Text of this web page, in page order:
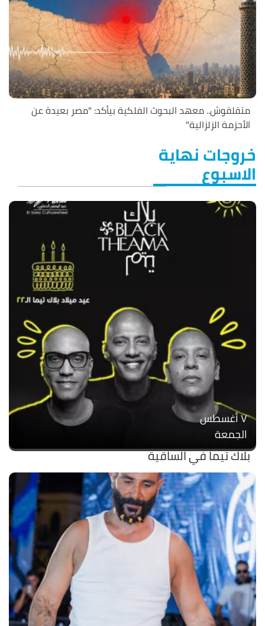
متقلقوش.. معهد البحوث الفلكية بيأكد: "مصر بعيدة عن
الأحزمة الزلزالية"
خروجات نهاية
الاسبوع
۷ أغسطس
الجمعة
بلاك تيما في الساقية